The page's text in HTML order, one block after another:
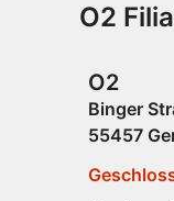
O2
O2
Binger
55457